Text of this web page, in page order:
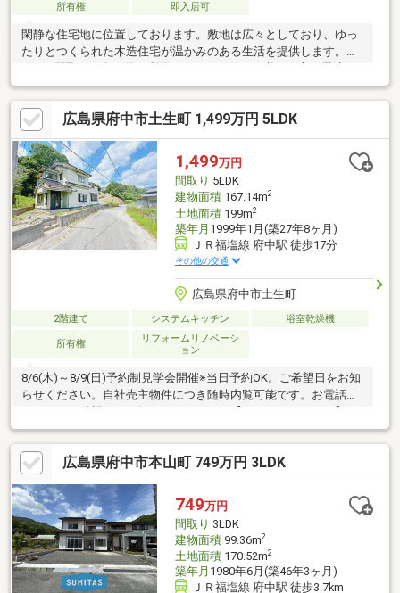
所有権
即入居可
閑静な住宅地に位置しております。敷地は広々としており、ゆっ
たりとつくられた木造住宅が温かみのある生活を提供します。
す。前面道路から階段をのぼると、お庭もあり、プライベート空
間を感じれます。また、周辺環境は落ち着いており、静かな生活
を求める方に理想的です。この温かみのある木造住宅で、心地よ
い暮らしを始めてみませんか？ぜひ一度、ご見学いただき、その
魅力を直接お確かめください。備考：建物面積につきまして、増
築未登記有り。増築部面積42.88㎡、延床面積121.74㎡（課税明細
書参照）
広島県府中市土生町 1,499万円 5LDK
1,499万円
間取り 5LDK
建物面積167.14m2
土地面積199m2
築年月 1999年1月(築27年8ヶ月)
ＪＲ福塩線 府中駅 徒歩17分
その他の交通
広島県府中市土生町
2階建て システムキッチン 浴室乾燥機
所有権
リフォームリノベーシ
ョン
8/6(木)～8/9(日)予約制見学会開催※当日予約OK。ご希望日をお知
らせください。自社売主物件につき随時内覧可能です。お電話か
本物件は条件により住宅ローン減税が適用されます。・雨漏り、
構造上主要な部分の欠陥や・腐食、給排水管の故障や漏水につい
てお引渡しより２年間保証。・シロアリ防除工事施工後5年間保
証。・お客様に合わせたローンの組み方や金融機関をご提案。
【周辺施設】・南小学校まで約950ｍ（徒歩約11分）・第一中学
校まで約800ｍ（徒歩約10分）・ハローズ府中店様まで約2000ｍ
（徒歩
広島県府中市本山町 749万円 3LDK
749万円
間取り 3LDK
建物面積99.36m2
土地面積170.52m2
築年月 1980年6月(築46年3ヶ月)
ＪＲ福塩線 府中駅 徒歩3.7km